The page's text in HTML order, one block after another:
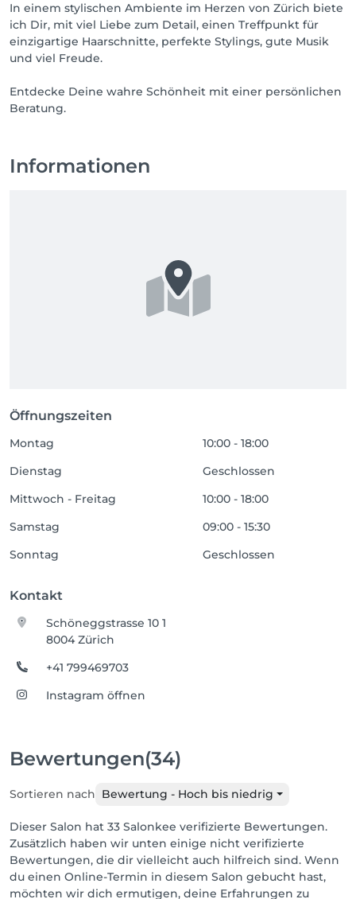
In einem stylischen Ambiente im Herzen von Zürich biete
ich Dir, mit viel Liebe zum Detail, einen Treffpunkt für
einzigartige Haarschnitte, perfekte Stylings, gute Musik
und viel Freude.
Entdecke Deine wahre Schönheit mit einer persönlichen
Beratung.
Informationen
Öffnungszeiten
Montag
10:00 - 18:00
Dienstag
Geschlossen
Mittwoch - Freitag
10:00 - 18:00
Samstag
09:00 - 15:30
Sonntag
Geschlossen
Kontakt
Schöneggstrasse 10 1
8004 Zürich
+41 799469703
Instagram öffnen
Bewertungen(34)
Sortieren nach Bewertung - Hoch bis niedrig
Dieser Salon hat 33 Salonkee verifizierte Bewertungen.
Zusätzlich haben wir unten einige nicht verifizierte
Bewertungen, die dir vielleicht auch hilfreich sind. Wenn
du einen Online-Termin in diesem Salon gebucht hast,
möchten wir dich ermutigen, deine Erfahrungen zu